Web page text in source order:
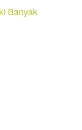
Banyak